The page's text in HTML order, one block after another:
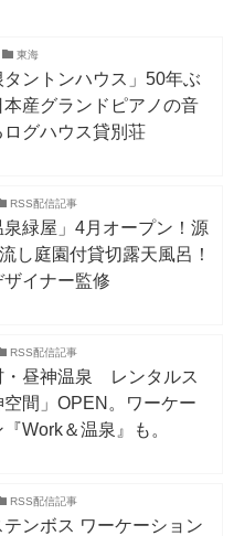
東海
ントンハウス」50年ぶ
本産グランドピアノの音
グハウス貸別荘
RSS配信記事
緑屋」4月オープン！源
し庭園付貸切露天風呂！
イナー監修
RSS配信記事
・昼神温泉 レンタルス
間」OPEN。ワーケー
Work＆温泉』も。
RSS配信記事
ンボス ワーケーション